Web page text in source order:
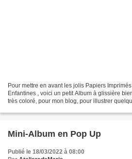
Pour mettre en avant les jolis Papiers
Enfantines , voici un petit Album à glissière
très coloré, pour mon blog, pour illustrer
Mini-Album en Pop Up
Publié le 18/03/2022 à 08:00